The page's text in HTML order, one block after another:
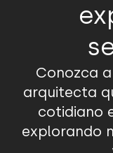
Conozca
arquitecta
cotidiano
explorando